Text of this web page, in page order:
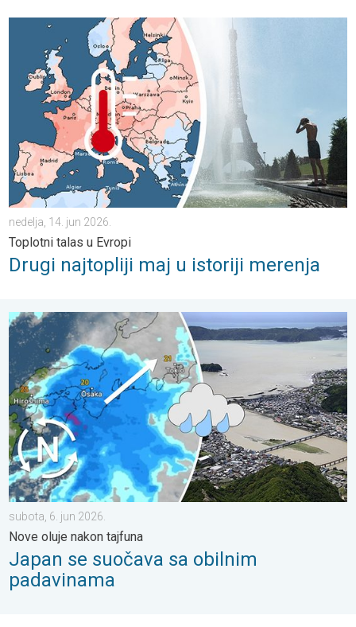
Drugi najtopliji maj u istoriji merenja. Toplotni talas u Evropi. . .
nedelja, 14. jun 2026.
Toplotni talas u Evropi
Drugi najtopliji maj u istoriji merenja
Japan se suočava sa obilnim padavinama. Nove oluje nakon
subota, 6. jun 2026.
Nove oluje nakon tajfuna
Japan se suočava sa obilnim
padavinama